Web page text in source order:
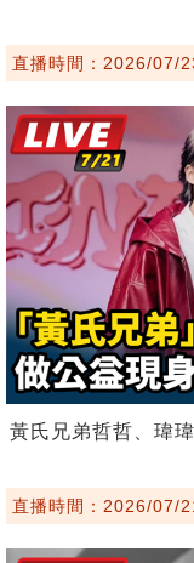
直播時間：2026/07/
黃氏兄弟哲哲、瑋
直播時間：2026/07/